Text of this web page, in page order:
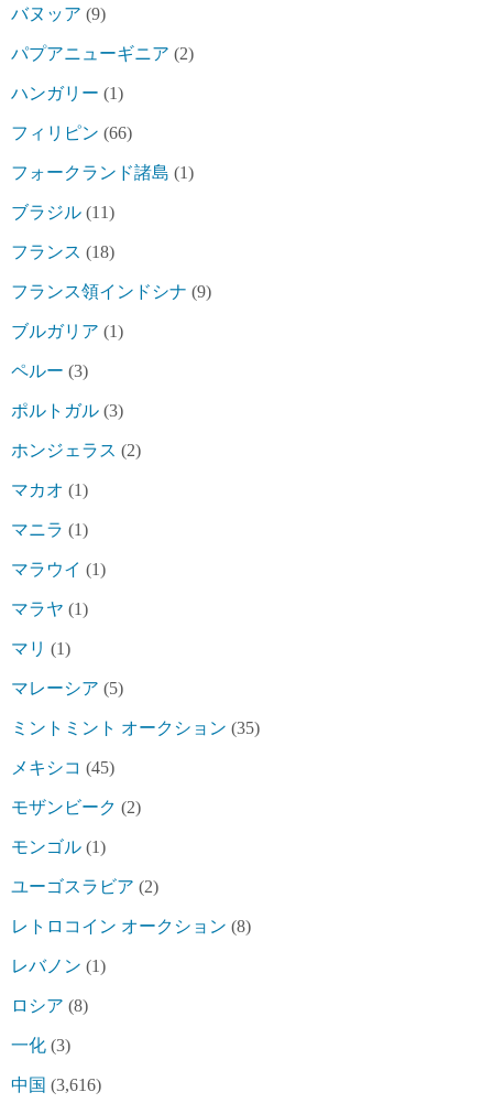
バヌッア (9)
パプアニューギニア (2)
ハンガリー (1)
フィリピン (66)
フォークランド諸島 (1)
ブラジル (11)
フランス (18)
フランス領インドシナ (9)
ブルガリア (1)
ペルー (3)
ポルトガル (3)
ホンジェラス (2)
マカオ (1)
マニラ (1)
マラウイ (1)
マラヤ (1)
マリ (1)
マレーシア (5)
ミントミント オークション (35)
メキシコ (45)
モザンビーク (2)
モンゴル (1)
ユーゴスラビア (2)
レトロコイン オークション (8)
レバノン (1)
ロシア (8)
一化 (3)
中国 (3,616)